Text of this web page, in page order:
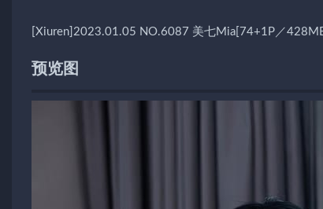
[Xiuren]2023.01.05 NO.6087 美七Mia[74+1P／
预览图